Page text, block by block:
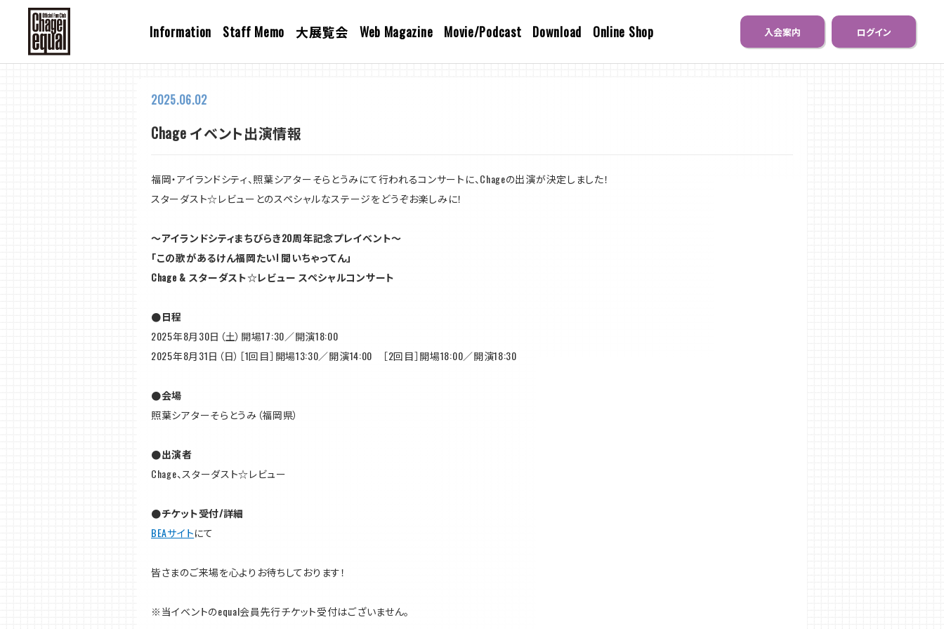
Information Staff Memo 大展覧会 Web Magazine Movie/Podcast Download Online Shop 入会案内 ログイン
2025.06.02
Chage イベント出演情報
福岡・アイランドシティ、照葉シアターそらとうみにて行われるコンサートに、Chageの出演が決定しました！
スターダスト☆レビューとのスペシャルなステージをどうぞお楽しみに！
～アイランドシティまちびらき20周年記念プレイベント～
「この歌があるけん福岡たい! 聞いちゃってん」
Chage & スターダスト☆レビュー スペシャルコンサート
●日程
2025年8月30日（土）開場17:30／開演18:00
2025年8月31日（日）［1回目］開場13:30／開演14:00 ［2回目］開場18:00／開演18:30
●会場
照葉シアターそらとうみ（福岡県）
●出演者
Chage、スターダスト☆レビュー
●チケット受付/詳細
BEAサイトにて
皆さまのご来場を心よりお待ちしております！
※当イベントのequal会員先行チケット受付はございません。